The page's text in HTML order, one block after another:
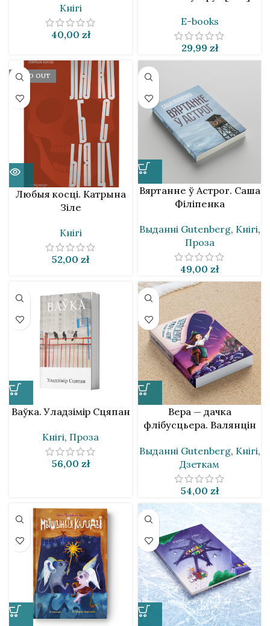
Кнігі
40,00 zł
E-books
29,99 zł
SOLD OUT
Любыя косці. Катрына
Зіле
Кнігі
52,00 zł
Вяртанне ў Астрог. Саша
Філіпенка
Выданнi Gutenberg, Кнігі,
Проза
49,00 zł
Ваўка. Уладзімір Сцяпан
Кнігі, Проза
56,00 zł
Вера — дачка
флібусцьера. Валянцін
Выданнi Gutenberg, Кнігі,
Дзеткам
54,00 zł